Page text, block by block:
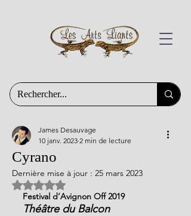
Cyrano
James Desauvage
10 janv. 2023 2 min de lecture
Dernière mise à jour : 25 mars 2023
Noté NaN étoiles sur 5.
Festival d’Avignon Off 2019
Théâtre du Balcon